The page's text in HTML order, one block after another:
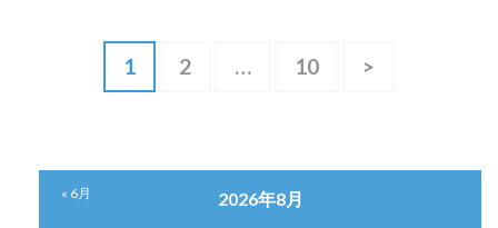
固
定
1
固
2 …
固
ジ
10 >
2026年8月
« 6月